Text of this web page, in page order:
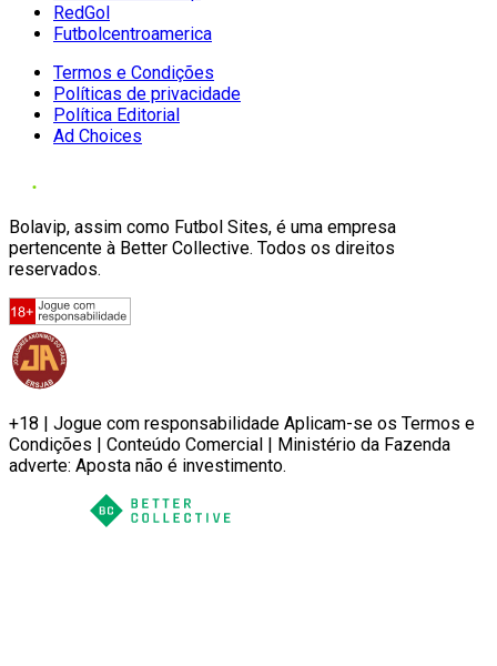
RedGol
Futbolcentroamerica
Termos e Condições
Políticas de privacidade
Política Editorial
Ad Choices
Bolavip, assim como Futbol Sites, é uma empresa
pertencente à Better Collective. Todos os direitos
reservados.
+18 | Jogue com responsabilidade Aplicam-se os Termos e
Condições | Conteúdo Comercial | Ministério da Fazenda
adverte: Aposta não é investimento.